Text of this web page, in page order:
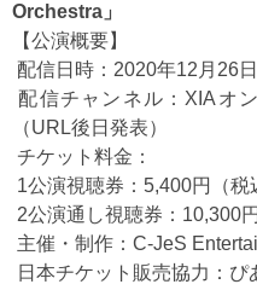
Orchestra」
【公演概要】
配信日時：2020年12月26
配信チャンネル：XIAオ
（URL後日発表）
チケット料金：
1公演視聴券：5,400円（税
2公演通し視聴券：
主催・制作：C-JeS
日本チケット販売協力：ぴ